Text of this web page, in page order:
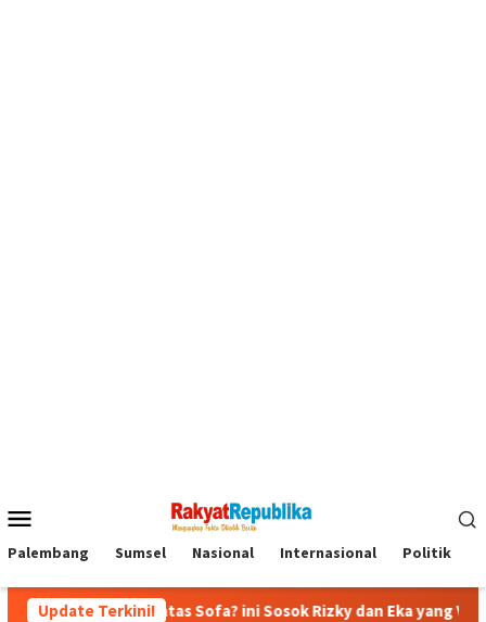
Mobile
Palembang Sumsel Nasional Internasional Politik
Update Terkini!
Diatas Sofa? ini Sosok Rizky dan Eka yang Viral Eks